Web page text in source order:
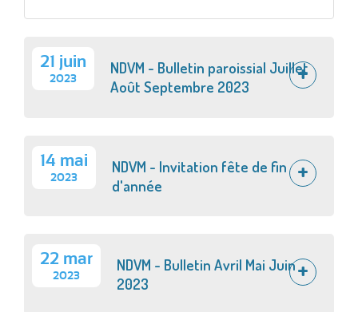
21 juin
2023
NDVM - Bulletin paroissial Juillet
Août Septembre 2023
14 mai
2023
NDVM - Invitation fête de fin
d'année
22 mar
2023
NDVM - Bulletin Avril Mai Juin
2023